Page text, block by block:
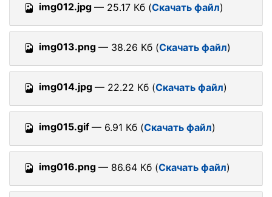
img012.jpg — 25.17 Кб (Скачать файл)
img013.png — 38.26 Кб (Скачать файл)
img014.jpg — 22.22 Кб (Скачать файл)
img015.gif — 6.91 Кб (Скачать файл)
img016.png — 86.64 Кб (Скачать файл)